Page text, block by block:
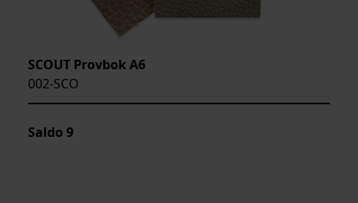
SCOUT Provbok A6
002-SCO
Saldo 9